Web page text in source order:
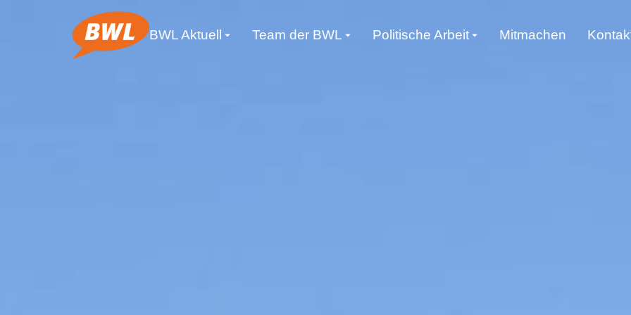
BWL Aktuell Team der BWL Politische Arbeit Mitmachen